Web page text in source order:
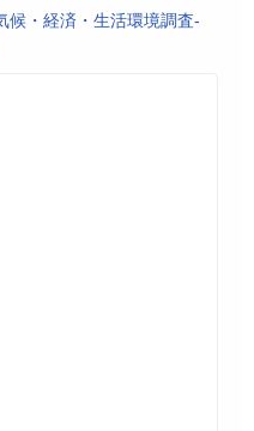
候・経済・生活環境調査-